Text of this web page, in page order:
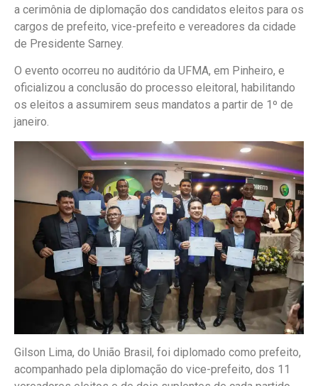
a cerimônia de diplomação dos candidatos eleitos para os
cargos de prefeito, vice-prefeito e vereadores da cidade
de Presidente Sarney.
O evento ocorreu no auditório da UFMA, em Pinheiro, e
oficializou a conclusão do processo eleitoral, habilitando
os eleitos a assumirem seus mandatos a partir de 1º de
janeiro.
Gilson Lima, do União Brasil, foi diplomado como prefeito,
acompanhado pela diplomação do vice-prefeito, dos 11